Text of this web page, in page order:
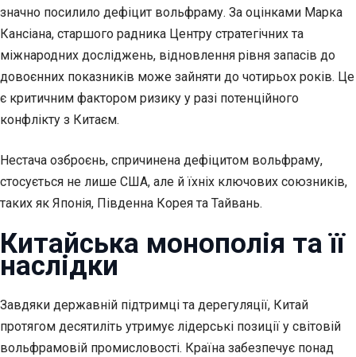
значно посилило дефіцит вольфраму. За оцінками Марка
Кансіана, старшого радника Центру стратегічних та
міжнародних досліджень, відновлення рівня запасів до
довоєнних показників може зайняти до чотирьох років. Це
є критичним фактором ризику у разі потенційного
конфлікту з Китаєм.
Нестача озброєнь, спричинена дефіцитом вольфраму,
стосується не лише США, але й їхніх ключових союзників,
таких як Японія, Південна Корея та Тайвань.
Китайська монополія та її
наслідки
Завдяки державній підтримці та дерегуляції, Китай
протягом десятиліть утримує лідерські позиції у світовій
вольфрамовій промисловості. Країна забезпечує понад